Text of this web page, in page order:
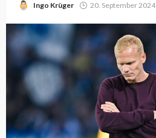
Ingo Krüger 20. September 2024